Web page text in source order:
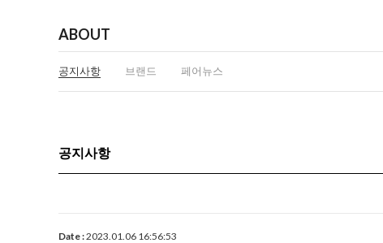
ABOUT
공지사항 브랜드 페어뉴스
공지사항
Date :2023.01.06 16:56:53